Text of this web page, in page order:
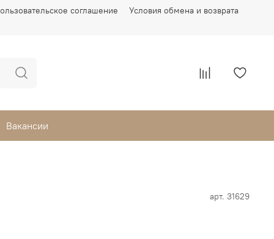
соглашение Условия обмена и возврата
Вакансии
арт. 31629